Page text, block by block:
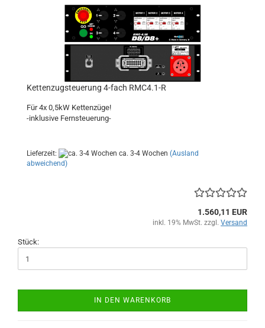
Kettenzugsteuerung 4-fach RMC4.1-R
Für 4x 0,5kW Kettenzüge!
-inklusive Fernsteuerung-
Lieferzeit: ca. 3-4 Wochen (Ausland
abweichend)
1.560,11 EUR
inkl. 19% MwSt. zzgl. Versand
Stück:
IN DEN WARENKORB